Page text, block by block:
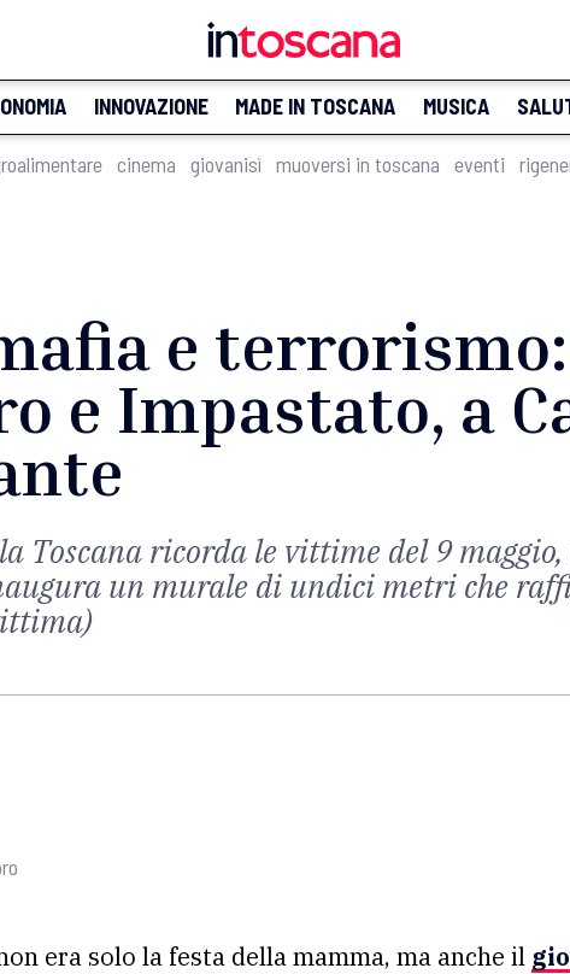
INNOVAZIONE MADE IN TOSCANA MUSICA
cinema giovanisì muoversi in toscana eventi
e
e Impastato, a
Toscana ricorda le vittime del 9
un murale di undici metri che
era solo la festa della mamma, ma anche il